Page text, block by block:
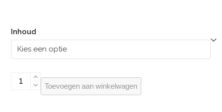
Inhoud
KEVIN.MURPHY
FRESH.HAIRToevoegen aan winkelwagen